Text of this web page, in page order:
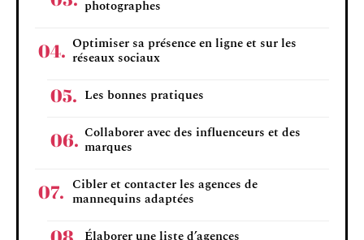
photographes
Optimiser sa présence en ligne et sur les
réseaux sociaux
Les bonnes pratiques
Collaborer avec des influenceurs et des
marques
Cibler et contacter les agences de
mannequins adaptées
Élaborer une liste d’agences